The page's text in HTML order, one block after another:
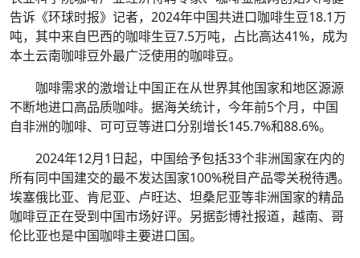
告诉《环球时报》记者，2024年中国共进口咖啡生豆18.1万
吨，其中来自巴西的咖啡生豆7.5万吨，占比高达41%，成为
本土云南咖啡豆外最广泛使用的咖啡豆。
咖啡需求的激增让中国正在从世界其他国家和地区源源
不断地进口高品质咖啡。据海关统计，今年前5个月，中国
自非洲的咖啡、可可豆等进口分别增长145.7%和88.6%。
2024年12月1日起，中国给予包括33个非洲国家在内的
所有同中国建交的最不发达国家100%税目产品零关税待遇。
埃塞俄比亚、肯尼亚、卢旺达、坦桑尼亚等非洲国家的精品
咖啡豆正在受到中国市场好评。另据彭博社报道，越南、哥
伦比亚也是中国咖啡主要进口国。